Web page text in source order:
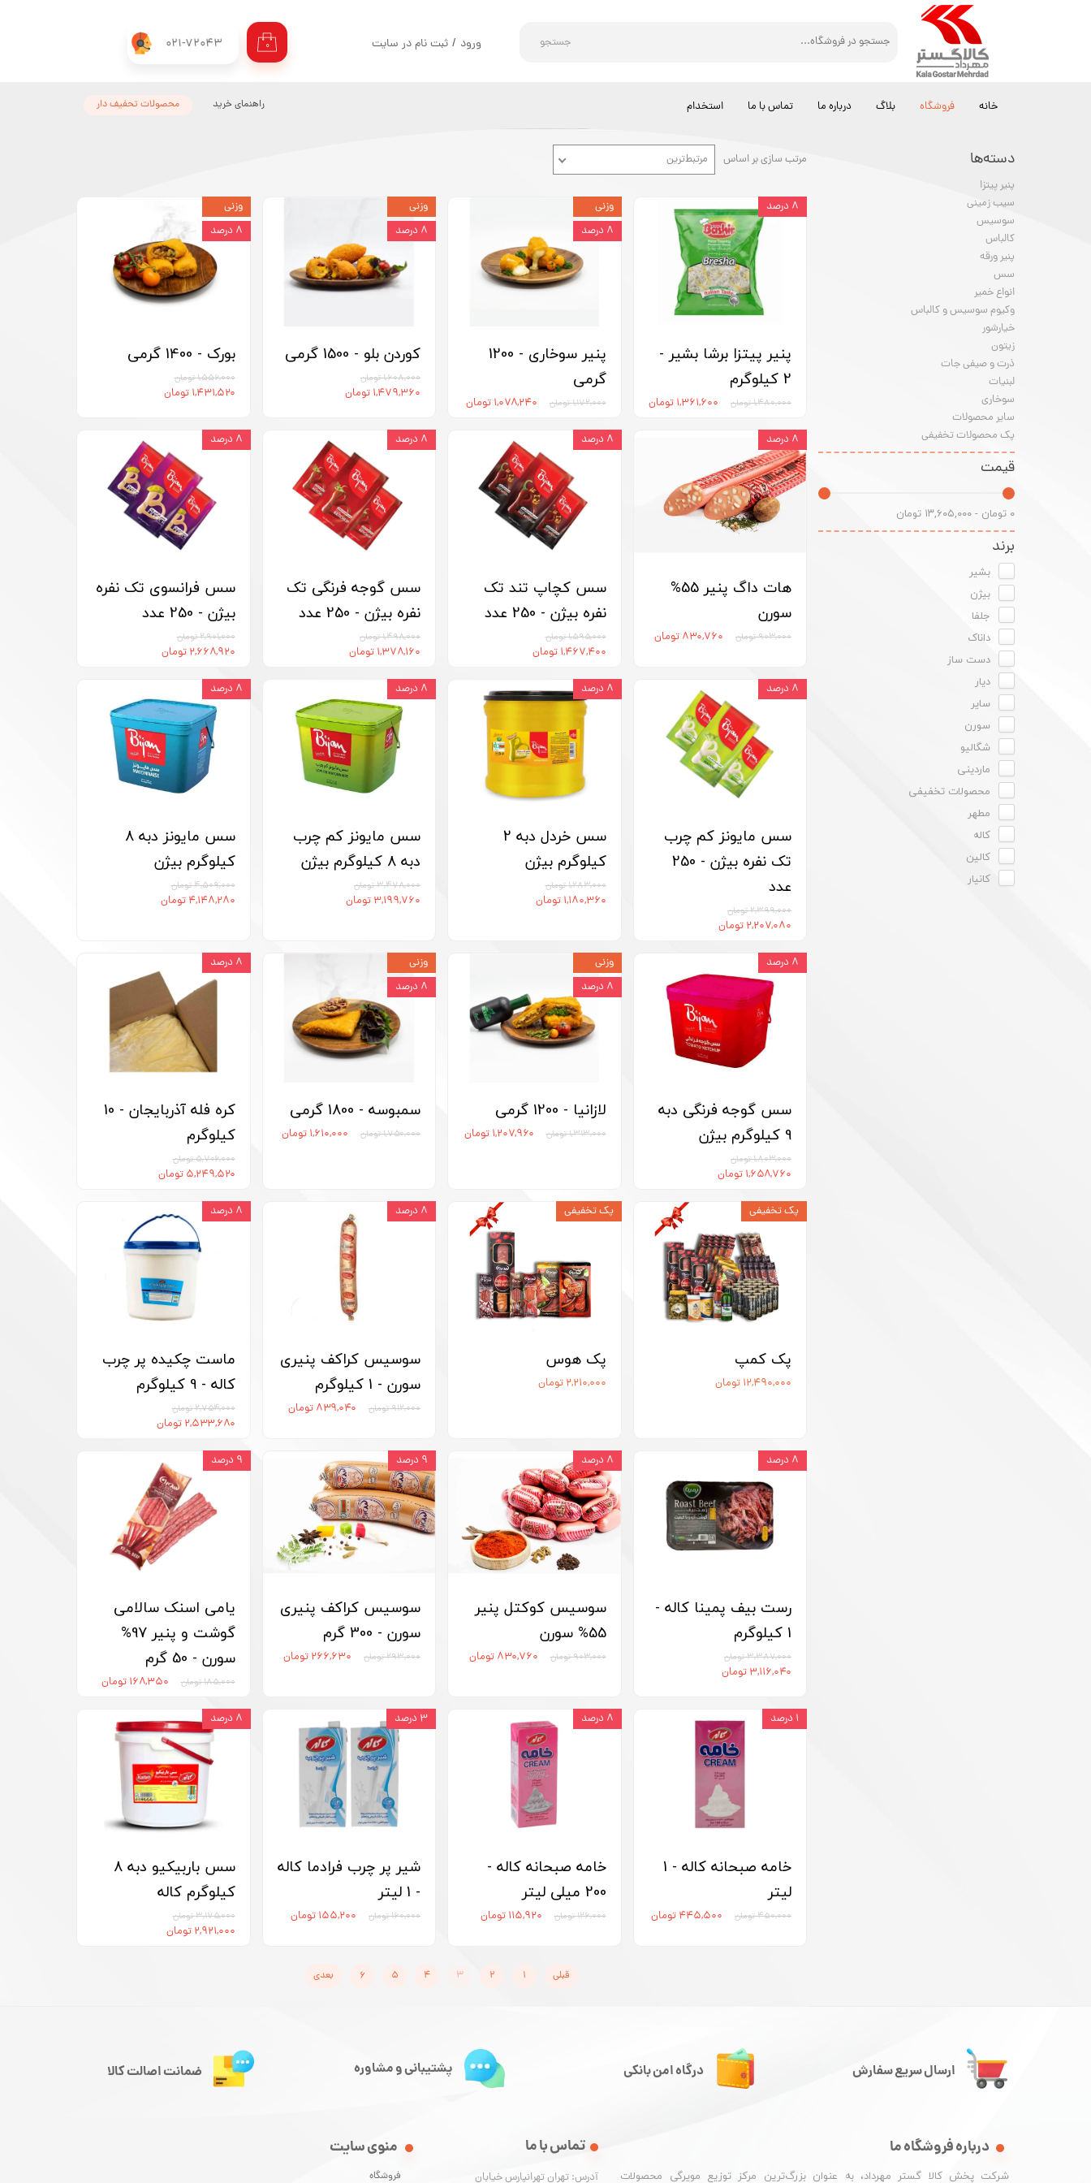
021-72043 جستجو ۰ ورود / ثبت نام در سایت
خانه فروشگاه بلاگ درباره ما تماس با ما استخدام محصولات تحفیف دار راهنمای خرید
دسته‌ها
پنیر پیتزا
سیب زمینی
سوسیس
کالباس
پنیر ورقه
سس
انواع خمیر
وکیوم سوسیس و کالباس
خیارشور
زیتون
ذرت و صیفی جات
لبنیات
سوخاری
سایر محصولات
پک محصولات تخفیفی
قیمت
۰ تومان - ۱۳,۶۰۵,۰۰۰ تومان
برند
بشیر
بیژن
جلفا
داناک
دست ساز
دیار
سایر
سورن
شگالیو
ماردینی
محصولات تخفیفی
مطهر
کاله
کالین
کانیار
مرتب سازی بر اساس مرتبط‌ترین
پنیر پیتزا برشا بشیر -
2 کیلوگرم
۱,۴۸۰,۰۰۰ تومان ۱,۳۶۱,۶۰۰ تومان
۸ درصد
پنیر سوخاری - 1200
گرمی
۱,۱۷۲,۰۰۰ تومان ۱,۰۷۸,۲۴۰ تومان
وزنی
۸ درصد
کوردن بلو - 1500 گرمی
۱,۶۰۸,۰۰۰ تومان
۱,۴۷۹,۳۶۰ تومان
وزنی
۸ درصد
بورک - 1400 گرمی
۱,۵۵۶,۰۰۰ تومان
۱,۴۳۱,۵۲۰ تومان
وزنی
۸ درصد
هات داگ پنیر 55%
سورن
۹۰۳,۰۰۰ تومان ۸۳۰,۷۶۰ تومان
۸ درصد
سس کچاپ تند تک
نفره بیژن - 250 عدد
۱,۵۹۵,۰۰۰ تومان
۱,۴۶۷,۴۰۰ تومان
۸ درصد
سس گوجه فرنگی تک
نفره بیژن - 250 عدد
۱,۴۹۸,۰۰۰ تومان
۱,۳۷۸,۱۶۰ تومان
۸ درصد
سس فرانسوی تک نفره
بیژن - 250 عدد
۲,۹۰۱,۰۰۰ تومان
۲,۶۶۸,۹۲۰ تومان
۸ درصد
سس مایونز کم چرب
تک نفره بیژن - 250
عدد
۲,۳۹۹,۰۰۰ تومان
۲,۲۰۷,۰۸۰ تومان
۸ درصد
سس خردل دبه 2
کیلوگرم بیژن
۱,۲۸۳,۰۰۰ تومان
۱,۱۸۰,۳۶۰ تومان
۸ درصد
سس مایونز کم چرب
دبه 8 کیلوگرم بیژن
۳,۴۷۸,۰۰۰ تومان
۳,۱۹۹,۷۶۰ تومان
۸ درصد
سس مایونز دبه 8
کیلوگرم بیژن
۴,۵۰۹,۰۰۰ تومان
۴,۱۴۸,۲۸۰ تومان
۸ درصد
سس گوجه فرنگی دبه
9 کیلوگرم بیژن
۱,۸۰۳,۰۰۰ تومان
۱,۶۵۸,۷۶۰ تومان
۸ درصد
لازانیا - 1200 گرمی
۱,۳۱۳,۰۰۰ تومان ۱,۲۰۷,۹۶۰ تومان
وزنی
۸ درصد
سمبوسه - 1800 گرمی
۱,۷۵۰,۰۰۰ تومان ۱,۶۱۰,۰۰۰ تومان
وزنی
۸ درصد
کره فله آذربایجان - 10
کیلوگرم
۵,۷۰۶,۰۰۰ تومان
۵,۲۴۹,۵۲۰ تومان
۸ درصد
پک کمپ
۱۲,۴۹۰,۰۰۰ تومان
پک تخفیفی
پک هوس
۲,۲۱۰,۰۰۰ تومان
پک تخفیفی
سوسیس کراکف پنیری
سورن - 1 کیلوگرم
۹۱۲,۰۰۰ تومان ۸۳۹,۰۴۰ تومان
۸ درصد
ماست چکیده پر چرب
کاله - 9 کیلوگرم
۲,۷۵۴,۰۰۰ تومان
۲,۵۳۳,۶۸۰ تومان
۸ درصد
رست بیف پمینا کاله -
1 کیلوگرم
۳,۳۸۷,۰۰۰ تومان
۳,۱۱۶,۰۴۰ تومان
۸ درصد
سوسیس کوکتل پنیر
55% سورن
۹۰۳,۰۰۰ تومان ۸۳۰,۷۶۰ تومان
۸ درصد
سوسیس کراکف پنیری
سورن - 300 گرم
۲۹۳,۰۰۰ تومان ۲۶۶,۶۳۰ تومان
۹ درصد
یامی اسنک سالامی
گوشت و پنیر 97%
سورن - 50 گرم
۱۸۵,۰۰۰ تومان ۱۶۸,۳۵۰ تومان
۹ درصد
خامه صبحانه کاله - 1
لیتر
۴۵۰,۰۰۰ تومان ۴۴۵,۵۰۰ تومان
۱ درصد
خامه صبحانه کاله -
200 میلی لیتر
۱۲۶,۰۰۰ تومان ۱۱۵,۹۲۰ تومان
۸ درصد
شیر پر چرب فرادما کاله
- 1 لیتر
۱۶۰,۰۰۰ تومان ۱۵۵,۲۰۰ تومان
۳ درصد
سس باربیکیو دبه 8
کیلوگرم کاله
۳,۱۷۵,۰۰۰ تومان
۲,۹۲۱,۰۰۰ تومان
۸ درصد
قبلی ۱ ۲ ۳ ۴ ۵ ۶ بعدی
ارسال سریع سفارش
درباره فروشگاه ما
شرکت پخش کالا گستر مهرداد، به عنوان بزرگ‌ترین مرکز توزیع مویرگی محصولات
منوی سایت
فروشگاه
تماس با ما
آدرس: تهران تهرانپارس خیابان
درگاه امن بانکی پشتیبانی و مشاوره ضمانت اصالت کالا